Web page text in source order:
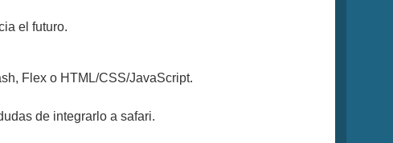
el futuro.
Flex o HTML/CSS/JavaScript.
de integrarlo a safari.